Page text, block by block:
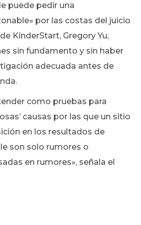
puede pedir una
por las costas del juicio
KinderStart, Gregory Yu,
sin fundamento y sin haber
adecuada antes de
como pruebas para
causas por las que un sitio
en los resultados de
son solo rumores o
en rumores», señala el